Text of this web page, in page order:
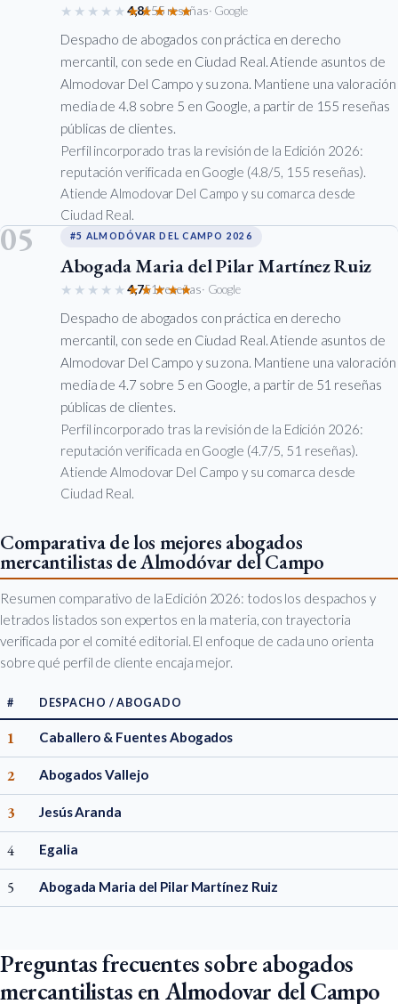
★★★★★★★★★★
4,8155 reseñas· Google
Despacho de abogados con práctica en derecho
mercantil, con sede en Ciudad Real. Atiende asuntos de
Almodovar Del Campo y su zona. Mantiene una valoración
media de 4.8 sobre 5 en Google, a partir de 155 reseñas
públicas de clientes.
Perfil incorporado tras la revisión de la Edición 2026:
reputación verificada en Google (4.8/5, 155 reseñas).
Atiende Almodovar Del Campo y su comarca desde
Ciudad Real.
05 #5 ALMODÓVAR DEL CAMPO 2026
Abogada Maria del Pilar Martínez Ruiz
★★★★★★★★★★
4,751 reseñas· Google
Despacho de abogados con práctica en derecho
mercantil, con sede en Ciudad Real. Atiende asuntos de
Almodovar Del Campo y su zona. Mantiene una valoración
media de 4.7 sobre 5 en Google, a partir de 51 reseñas
públicas de clientes.
Perfil incorporado tras la revisión de la Edición 2026:
reputación verificada en Google (4.7/5, 51 reseñas).
Atiende Almodovar Del Campo y su comarca desde
Ciudad Real.
Comparativa de los mejores abogados
mercantilistas de Almodóvar del Campo
Resumen comparativo de la Edición 2026: todos los despachos y
letrados listados son expertos en la materia, con trayectoria
verificada por el comité editorial. El enfoque de cada uno orienta
sobre qué perfil de cliente encaja mejor.
# DESPACHO / ABOGADO
1 Caballero & Fuentes Abogados
2 Abogados Vallejo
3 Jesús Aranda
4 Egalia
5 Abogada Maria del Pilar Martínez Ruiz
Preguntas frecuentes sobre abogados
mercantilistas en Almodovar del Campo